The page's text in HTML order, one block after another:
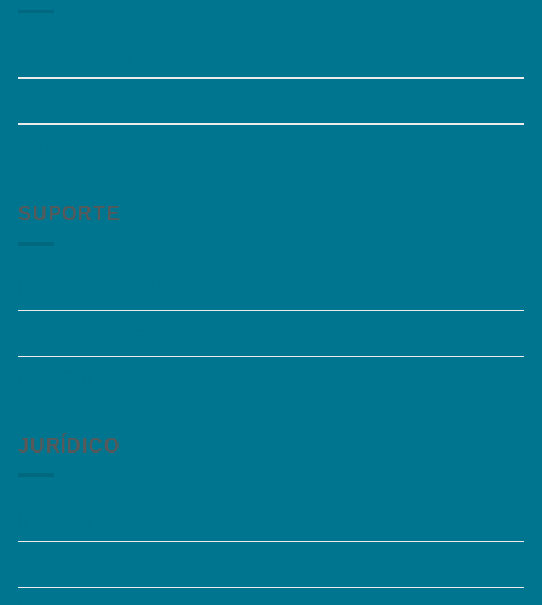
SUPORTE
JURÍDICO